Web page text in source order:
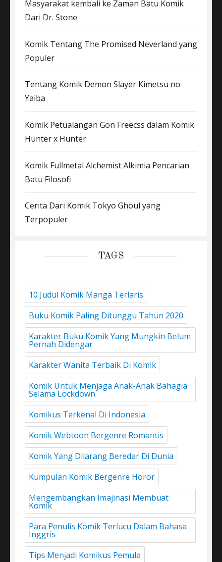
Masyarakat kembali ke Zaman Batu Komik
Dari Dr. Stone
Komik Tentang The Promised Neverland yang
Populer
Tentang Komik Demon Slayer Kimetsu no
Yaiba
Komik Petualangan Gon Freecss dalam Komik
Hunter x Hunter
Komik Fullmetal Alchemist Alkimia Pencarian
Batu Filosofi
Cerita Dari Komik Tokyo Ghoul yang
Terpopuler
TAGS
10 Judul Komik Manga Terlaris
Buku Komik Paling Ditunggu Tahun 2020
Karakter Buku Komik Yang Mungkin Belum
Pernah Didengar
Karakter Wanita Terbaik Di Komik
Komik Untuk Menjaga Anak-Anak Bahagia
Selama Lockdown
Komikus Terkenal Di Indonesia
Komik Webtoon Bergenre Romantis
Komik Yang Dilarang Beredar Di Dunia
Kumpulan Komik Bergenre Horor
Mengembangkan Imajinasi Membuat
Komik
Para Penulis Komik Terlucu Dalam Bahasa
Inggris
Tips Menjadi Komikus Pemula